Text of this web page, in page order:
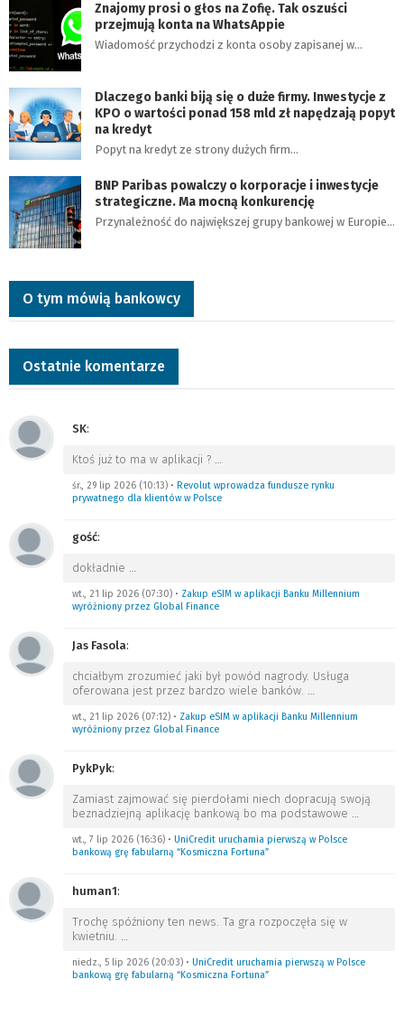
Znajomy prosi o głos na Zofię. Tak oszuści
przejmują konta na WhatsAppie
Wiadomość przychodzi z konta osoby zapisanej w…
Dlaczego banki biją się o duże firmy. Inwestycje z
KPO o wartości ponad 158 mld zł napędzają popyt
na kredyt
Popyt na kredyt ze strony dużych firm…
BNP Paribas powalczy o korporacje i inwestycje
strategiczne. Ma mocną konkurencję
Przynależność do największej grupy bankowej w Europie…
O tym mówią bankowcy
Ostatnie komentarze
SK:
Ktoś już to ma w aplikacji ? …
śr., 29 lip 2026 (10:13) • Revolut wprowadza fundusze rynku
prywatnego dla klientów w Polsce
gość:
dokładnie …
wt., 21 lip 2026 (07:30) • Zakup eSIM w aplikacji Banku Millennium
wyróżniony przez Global Finance
Jas Fasola:
chciałbym zrozumieć jaki był powód nagrody. Usługa
oferowana jest przez bardzo wiele banków. …
wt., 21 lip 2026 (07:12) • Zakup eSIM w aplikacji Banku Millennium
wyróżniony przez Global Finance
PykPyk:
Zamiast zajmować się pierdołami niech dopracują swoją
beznadziejną aplikację bankową bo ma podstawowe …
wt., 7 lip 2026 (16:36) • UniCredit uruchamia pierwszą w Polsce
bankową grę fabularną “Kosmiczna Fortuna”
human1:
Trochę spóźniony ten news. Ta gra rozpoczęła się w
kwietniu. …
niedz., 5 lip 2026 (20:03) • UniCredit uruchamia pierwszą w Polsce
bankową grę fabularną “Kosmiczna Fortuna”